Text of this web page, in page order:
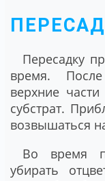
Пересадку
время.
верхние
субстрат.
возвышаться
Во время
убирать